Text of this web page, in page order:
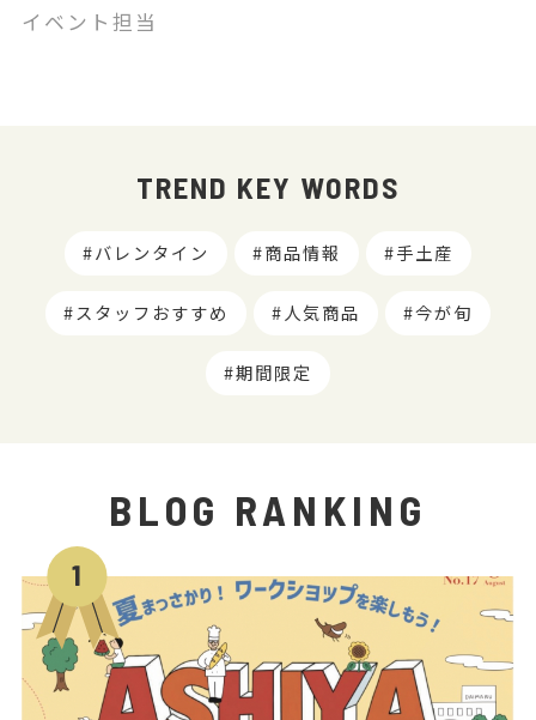
イベント担当
TREND KEY WORDS
バレンタイン 商品情報 手土産
スタッフおすすめ 人気商品 今が旬
期間限定
BLOG RANKING